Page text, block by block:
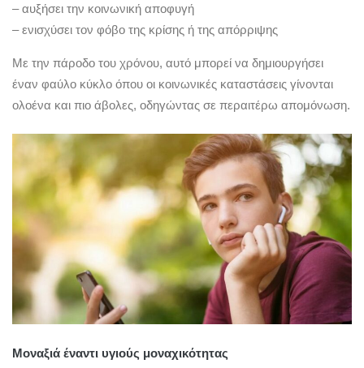
– αυξήσει την κοινωνική αποφυγή
– ενισχύσει τον φόβο της κρίσης ή της απόρριψης
Με την πάροδο του χρόνου, αυτό μπορεί να δημιουργήσει
έναν φαύλο κύκλο όπου οι κοινωνικές καταστάσεις γίνονται
ολοένα και πιο άβολες, οδηγώντας σε περαιτέρω απομόνωση.
Μοναξιά έναντι υγιούς μοναχικότητας